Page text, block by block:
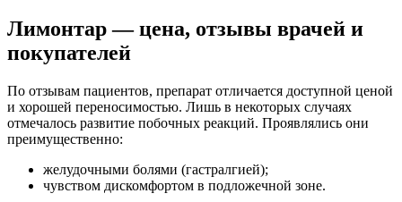
Лимонтар — цена, отзывы врачей и
покупателей
По отзывам пациентов, препарат отличается доступной ценой
и хорошей переносимостью. Лишь в некоторых случаях
отмечалось развитие побочных реакций. Проявлялись они
преимущественно:
желудочными болями (гастралгией);
чувством дискомфортом в подложечной зоне.